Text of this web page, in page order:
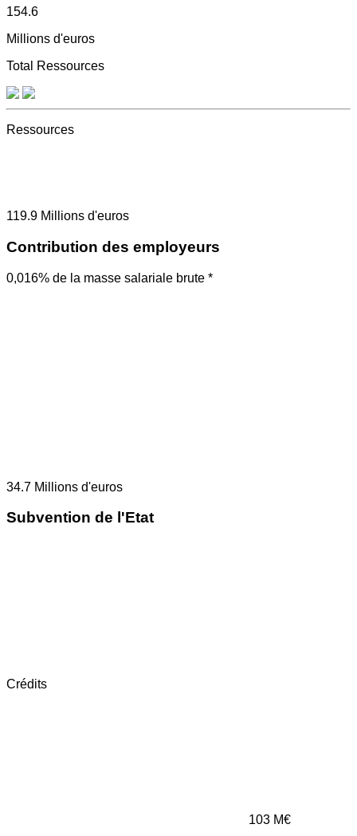
154.6
Millions d'euros
Total Ressources
Ressources
119.9 Millions d'euros
Contribution des employeurs
0,016% de la masse salariale brute *
34.7 Millions d'euros
Subvention de l'Etat
Crédits
103 M€